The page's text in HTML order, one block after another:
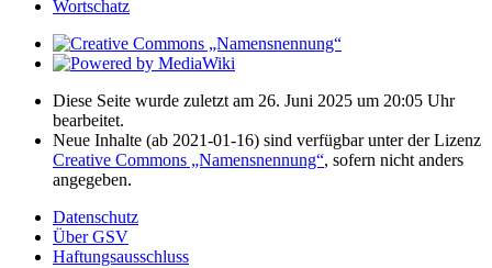
Wortschatz
Diese Seite wurde zuletzt am 26. Juni 2025 um 20:05 Uhr
bearbeitet.
Neue Inhalte (ab 2021-01-16) sind verfügbar unter der Lizenz
Creative Commons „Namensnennung“, sofern nicht anders
angegeben.
Datenschutz
Über GSV
Haftungsausschluss